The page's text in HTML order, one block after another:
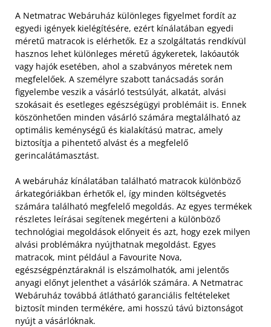
A Netmatrac Webáruház különleges figyelmet fordít az
egyedi igények kielégítésére, ezért kínálatában egyedi
méretű matracok is elérhetők. Ez a szolgáltatás rendkívül
hasznos lehet különleges méretű ágykeretek, lakóautók
vagy hajók esetében, ahol a szabványos méretek nem
megfelelőek. A személyre szabott tanácsadás során
figyelembe veszik a vásárló testsúlyát, alkatát, alvási
szokásait és esetleges egészségügyi problémáit is. Ennek
köszönhetően minden vásárló számára megtalálható az
optimális keménységű és kialakítású matrac, amely
biztosítja a pihentető alvást és a megfelelő
gerincalátámasztást.
A webáruház kínálatában található matracok különböző
árkategóriákban érhetők el, így minden költségvetés
számára található megfelelő megoldás. Az egyes termékek
részletes leírásai segítenek megérteni a különböző
technológiai megoldások előnyeit és azt, hogy ezek milyen
alvási problémákra nyújthatnak megoldást. Egyes
matracok, mint például a Favourite Nova,
egészségpénztáraknál is elszámolhatók, ami jelentős
anyagi előnyt jelenthet a vásárlók számára. A Netmatrac
Webáruház továbbá átlátható garanciális feltételeket
biztosít minden termékére, ami hosszú távú biztonságot
nyújt a vásárlóknak.